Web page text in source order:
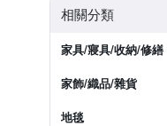
相關分類
家具/寢具/收納/修繕
家飾/織品/雜貨
地毯